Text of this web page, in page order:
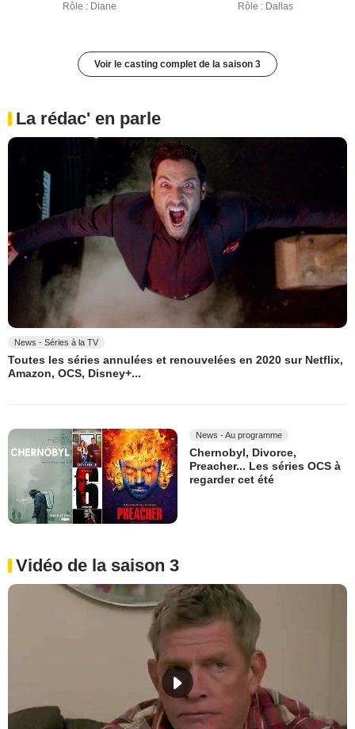
Rôle : Diane Rôle : Dallas
Voir le casting complet de la saison 3
La rédac' en parle
News - Séries à la TV
Toutes les séries annulées et renouvelées en 2020 sur Netflix,
Amazon, OCS, Disney+...
News - Au programme
Chernobyl, Divorce,
Preacher... Les séries OCS à
regarder cet été
Vidéo de la saison 3